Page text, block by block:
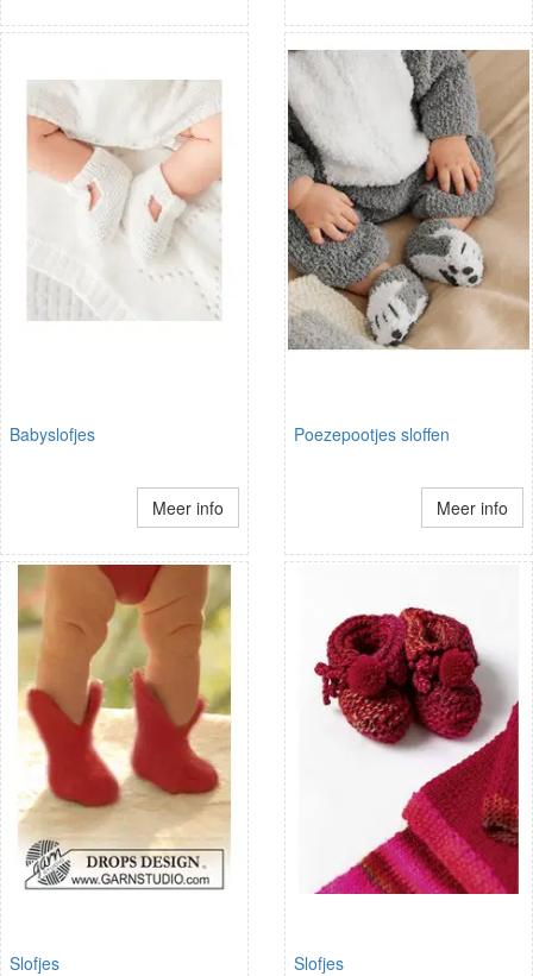
Babyslofjes
Meer info
Poezepootjes sloffen
Meer info
Slofjes Slofjes